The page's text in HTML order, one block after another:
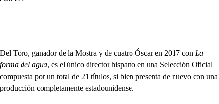
Del Toro, ganador de la Mostra y de cuatro Óscar en 2017 con La
forma del agua, es el único director hispano en una Selección Oficial
compuesta por un total de 21 títulos, si bien presenta de nuevo con una
producción completamente estadounidense.